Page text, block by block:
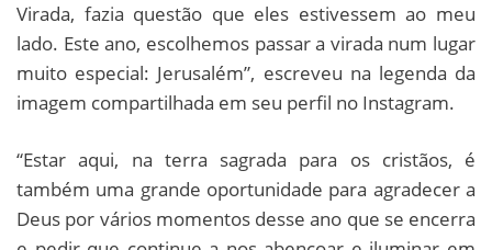
Virada, fazia questão que eles estivessem ao meu
lado. Este ano, escolhemos passar a virada num lugar
muito especial: Jerusalém”, escreveu na legenda da
imagem compartilhada em seu perfil no Instagram.
“Estar aqui, na terra sagrada para os cristãos, é
também uma grande oportunidade para agradecer a
Deus por vários momentos desse ano que se encerra